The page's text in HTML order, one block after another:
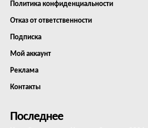
Политика конфиденциальности
Отказ от ответственности
Подписка
Мой аккаунт
Реклама
Контакты
Последнее